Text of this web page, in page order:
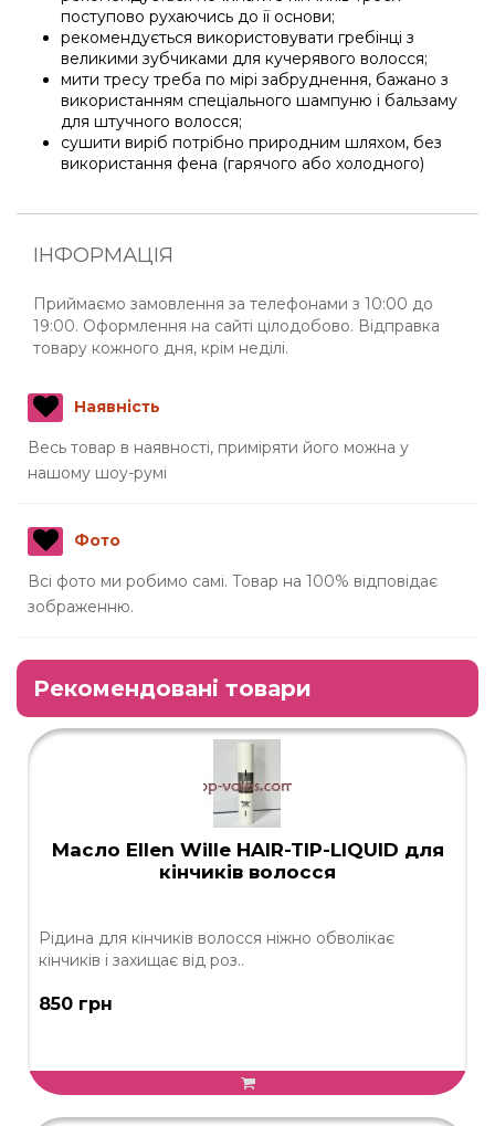
поступово рухаючись до її основи;
рекомендується використовувати гребінці з
великими зубчиками для кучерявого волосся;
мити тресу треба по мірі забруднення, бажано з
використанням спеціального шампуню і бальзаму
для штучного волосся;
сушити виріб потрібно природним шляхом, без
використання фена (гарячого або холодного)
ІНФОРМАЦІЯ
Приймаємо замовлення за телефонами з 10:00 до
19:00. Оформлення на сайті цілодобово. Відправка
товару кожного дня, крім неділі.
Наявність
Весь товар в наявності, приміряти його можна у
нашому шоу-румі
Фото
Всі фото ми робимо самі. Товар на 100% відповідає
зображенню.
Рекомендовані товари
Масло Ellen Wille HAIR-TIP-LIQUID для
кінчиків волосся
Рідина для кінчиків волосся ніжно обволікає
кінчиків і захищає від роз..
850 грн